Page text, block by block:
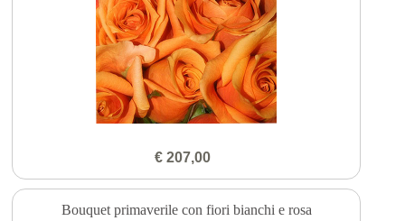
€ 207,00
Bouquet primaverile con fiori bianchi e rosa